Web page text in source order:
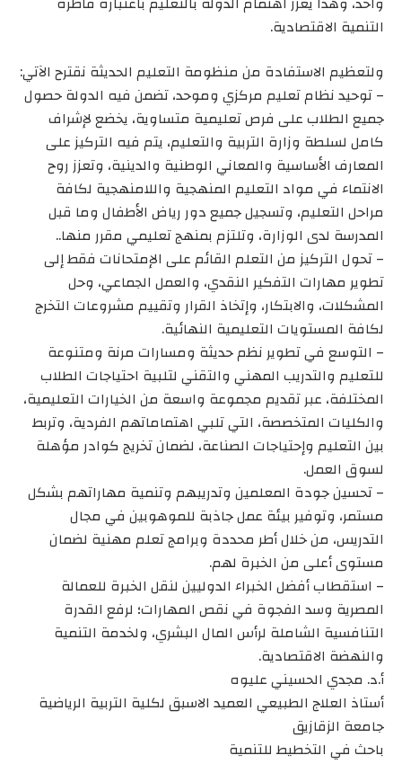
التنمية الاقتصادية.
ولتعظيم الاستفادة من منظومة التعليم الحديثة نقترح الآتي:
– توحيد نظام تعليم مركزي وموحد، تضمن فيه الدولة حصول
جميع الطلاب على فرص تعليمية متساوية، يخضع لإشراف
كامل لسلطة وزارة التربية والتعليم، يتم فيه التركيز على
المعارف الأساسية والمعاني الوطنية والدينية، وتعزز روح
الانتماء في مواد التعليم المنهجية واللامنهجية لكافة
مراحل التعليم، وتسجيل جميع دور رياض الأطفال وما قبل
المدرسة لدى الوزارة، وتلتزم بمنهج تعليمي مقرر منها..
– تحول التركيز من التعلم القائم على الإمتحانات فقط إلى
تطوير مهارات التفكير النقدي، والعمل الجماعي، وحل
المشكلات، والابتكار، وإتخاذ القرار وتقييم مشروعات التخرج
لكافة المستويات التعليمية النهائية.
– التوسع في تطوير نظم حديثة ومسارات مرنة ومتنوعة
للتعليم والتدريب المهني والتقني لتلبية احتياجات الطلاب
المختلفة، عبر تقديم مجموعة واسعة من الخيارات التعليمية،
والكليات المتخصصة، التي تلبي اهتماماتهم الفردية، وتربط
بين التعليم وإحتياجات الصناعة، لضمان تخريج كوادر مؤهلة
لسوق العمل.
– تحسين جودة المعلمين وتدريبهم وتنمية مهاراتهم بشكل
مستمر، وتوفير بيئة عمل جاذبة للموهوبين في مجال
التدريس، من خلال أطر محددة وبرامج تعلم مهنية لضمان
مستوى أعلى من الخبرة لهم.
– استقطاب أفضل الخبراء الدوليين لنقل الخبرة للعمالة
المصرية وسد الفجوة في نقص المهارات؛ لرفع القدرة
التنافسية الشاملة لرأس المال البشري، ولخدمة التنمية
والنهضة الاقتصادية.
أ.د. مجدي الحسيني عليوه
أستاذ العلاج الطبيعي العميد الاسبق لكلية التربية الرياضية
جامعة الزقازيق
باحث في التخطيط للتنمية